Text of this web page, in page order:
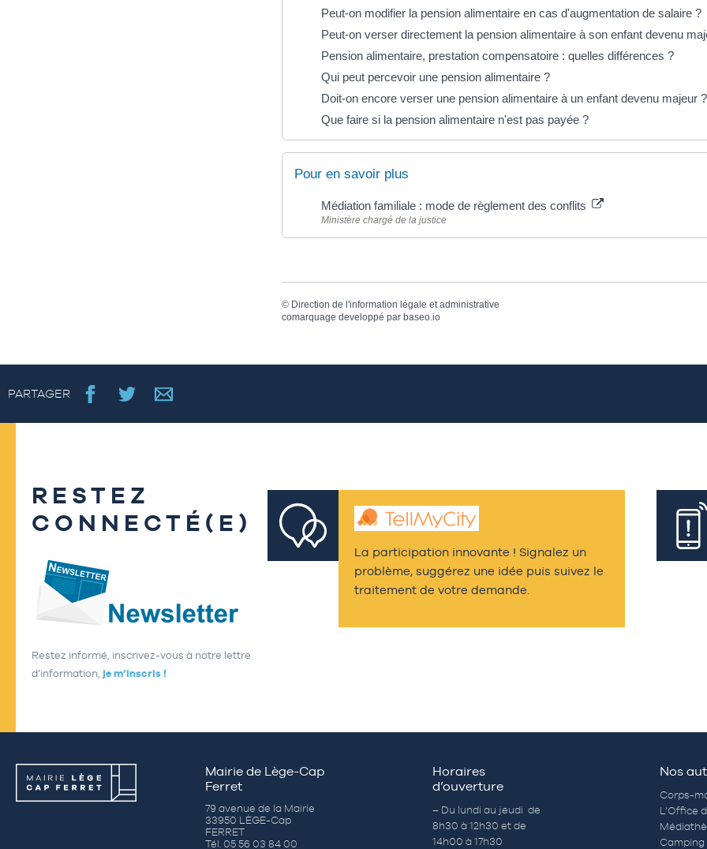
Peut-on modifier la pension alimentaire en cas d'augmentation de salaire ?
Peut-on verser directement la pension alimentaire à son enfant devenu
Pension alimentaire, prestation compensatoire : quelles différences ?
Qui peut percevoir une pension alimentaire ?
Doit-on encore verser une pension alimentaire à un enfant devenu majeur ?
Que faire si la pension alimentaire n'est pas payée ?
Pour en savoir plus
Médiation familiale : mode de règlement des conflits
Ministère chargé de la justice
© Direction de l'information légale et administrative
comarquage developpé par baseo.io
PARTAGER
RESTEZ
CONNECTÉ(E)
Restez informé, inscrivez-vous à notre lettre
d’information, je m’inscris !
La participation innovante ! Signalez un
problème, suggérez une idée puis suivez le
traitement de votre demande.
Mairie de Lège-Cap
Ferret
79 avenue de la Mairie
33950 LÈGE-Cap
FERRET
Tél. 05 56 03 84 00
Horaires
d’ouverture
– Du lundi au jeudi de
8h30 à 12h30 et de
14h00 à 17h30
Nos
Corps-
L’Office
Camping